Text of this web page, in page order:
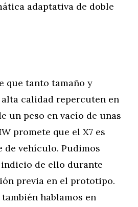
adaptativa de doble
que tanto tamaño y
calidad repercuten en
un peso en vacío de unas
promete que el X7 es
de vehículo. Pudimos
de ello durante
previa en el prototipo.
hablamos en